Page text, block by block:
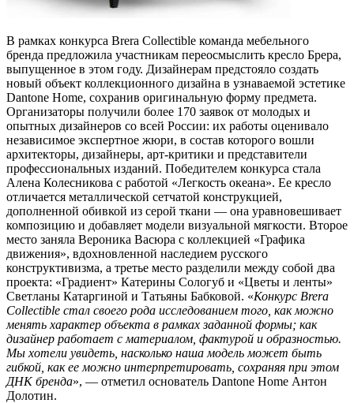
В рамках конкурса Brera Collectible команда мебельного
бренда предложила участникам переосмыслить кресло Брера,
выпущенное в этом году. Дизайнерам предстояло создать
новый объект коллекционного дизайна в узнаваемой эстетике
Dantone Home, сохранив оригинальную форму предмета.
Организаторы получили более 170 заявок от молодых и
опытных дизайнеров со всей России: их работы оценивало
независимое экспертное жюри, в состав которого вошли
архитекторы, дизайнеры, арт-критики и представители
профессиональных изданий. Победителем конкурса стала
Алена Колесникова с работой «Легкость океана». Ее кресло
отличается металлической сетчатой конструкцией,
дополненной обивкой из серой ткани — она уравновешивает
композицию и добавляет модели визуальной мягкости. Второе
место заняла Вероника Васюра с коллекцией «Графика
движения», вдохновленной наследием русского
конструктивизма, а третье место разделили между собой два
проекта: «Градиент» Катерины Сологуб и «Цветы и ленты»
Светланы Катаргиной и Татьяны Бабковой. «Конкурс Brera
Collectible стал своего рода исследованием того, как можно
менять характер объекта в рамках заданной формы; как
дизайнер работает с материалом, фактурой и образностью.
Мы хотели увидеть, насколько наша модель может быть
гибкой, как ее можно интерпретировать, сохраняя при этом
ДНК бренда», — отметил основатель Dantone Home Антон
Долотин.